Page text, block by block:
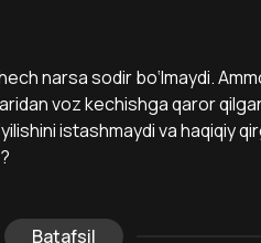
narsa sodir bo‘lmaydi.
voz kechishga qaror
istashmaydi va haqiqiy
Batafsil